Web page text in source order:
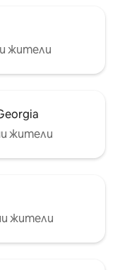
жители
жители
жители